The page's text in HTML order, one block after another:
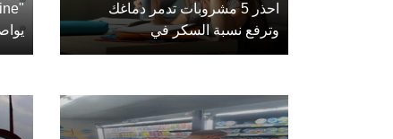
احذر 5 مشروبات تدمر دماغك
وترفع نسبة السكر في